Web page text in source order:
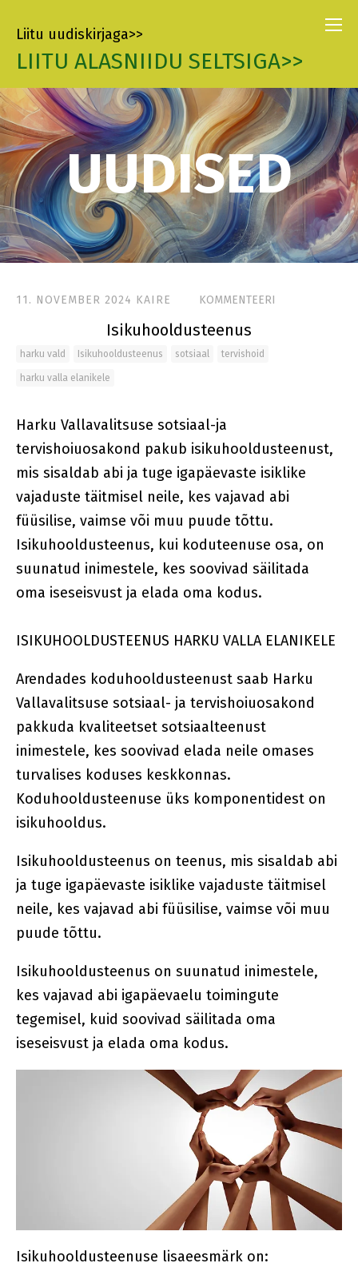
Liitu uudiskirjaga>>
LIITU ALASNIIDU SELTSIGA>>
UUDISED
11. NOVEMBER 2024 KAIRE KOMMENTEERI
Isikuhooldusteenus
harku vald Isikuhooldusteenus sotsiaal tervishoid
harku valla elanikele
Harku Vallavalitsuse sotsiaal-ja
tervishoiuosakond pakub isikuhooldusteenust,
mis sisaldab abi ja tuge igapäevaste isiklike
vajaduste täitmisel neile, kes vajavad abi
füüsilise, vaimse või muu puude tõttu.
Isikuhooldusteenus, kui koduteenuse osa, on
suunatud inimestele, kes soovivad säilitada
oma iseseisvust ja elada oma kodus.
ISIKUHOOLDUSTEENUS HARKU VALLA ELANIKELE
Arendades koduhooldusteenust saab Harku
Vallavalitsuse sotsiaal- ja tervishoiuosakond
pakkuda kvaliteetset sotsiaalteenust
inimestele, kes soovivad elada neile omases
turvalises koduses keskkonnas.
Koduhooldusteenuse üks komponentidest on
isikuhooldus.
Isikuhooldusteenus on teenus, mis sisaldab abi
ja tuge igapäevaste isiklike vajaduste täitmisel
neile, kes vajavad abi füüsilise, vaimse või muu
puude tõttu.
Isikuhooldusteenus on suunatud inimestele,
kes vajavad abi igapäevaelu toimingute
tegemisel, kuid soovivad säilitada oma
iseseisvust ja elada oma kodus.
Isikuhooldusteenuse lisaeesmärk on: